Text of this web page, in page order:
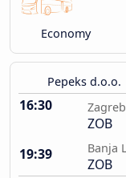
Economy
Pepeks d.o.o.
16:30 Zagreb
ZOB
19:39
Banja
ZOB